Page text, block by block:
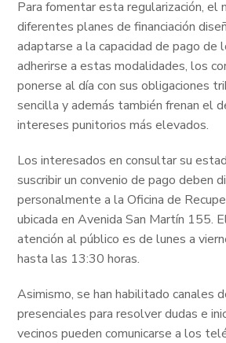
Para fomentar esta regularización, el
diferentes planes de financiación
adaptarse a la capacidad de pago de
adherirse a estas modalidades, los
ponerse al día con sus obligaciones
sencilla y además también frenan el
intereses punitorios más elevados.
Los interesados en consultar su
suscribir un convenio de pago deben
personalmente a la Oficina de
ubicada en Avenida San Martín 155.
atención al público es de lunes a
hasta las 13:30 horas.
Asimismo, se han habilitado canales
presenciales para resolver dudas e
vecinos pueden comunicarse a los